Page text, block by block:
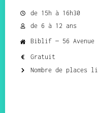
de 15h à 16h30
de 6 à 12 ans
Biblif — 56 Avenue
Gratuit
Nombre de